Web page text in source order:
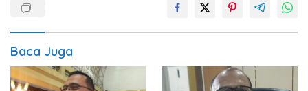
Baca Juga